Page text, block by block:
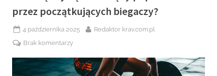
przez początkujących biegaczy?
Posted
on
4 października 2025 By
Redaktor krav.com.pl
Brak komentarzydo
są
najczęstsze